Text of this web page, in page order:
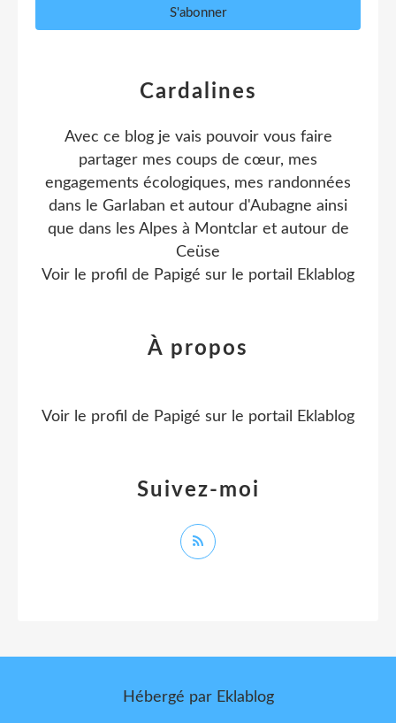
Cardalines
Avec ce blog je vais pouvoir vous faire
partager mes coups de cœur, mes
engagements écologiques, mes randonnées
dans le Garlaban et autour d'Aubagne ainsi
que dans les Alpes à Montclar et autour de
Ceüse
Voir le profil de Papigé sur le portail Eklablog
Suivez-moi
À propos
Voir le profil de Papigé sur le portail Eklablog
Hébergé par Eklablog